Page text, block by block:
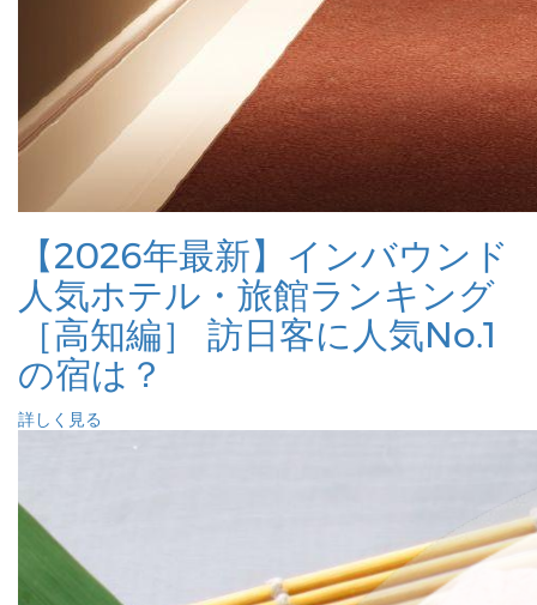
【2026年最新】インバウンド
人気ホテル・旅館ランキング
［高知編］ 訪日客に人気No.1
の宿は？
詳しく見る